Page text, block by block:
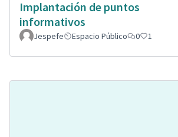
Implantación de puntos
informativos
Jespefe Espacio Público 0 1